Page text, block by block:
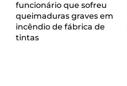
funcionário que sofreu
queimaduras graves em
incêndio de fábrica de
tintas